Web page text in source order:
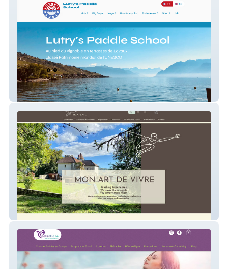
Lutry Paddle School
Mon Art de Vivre